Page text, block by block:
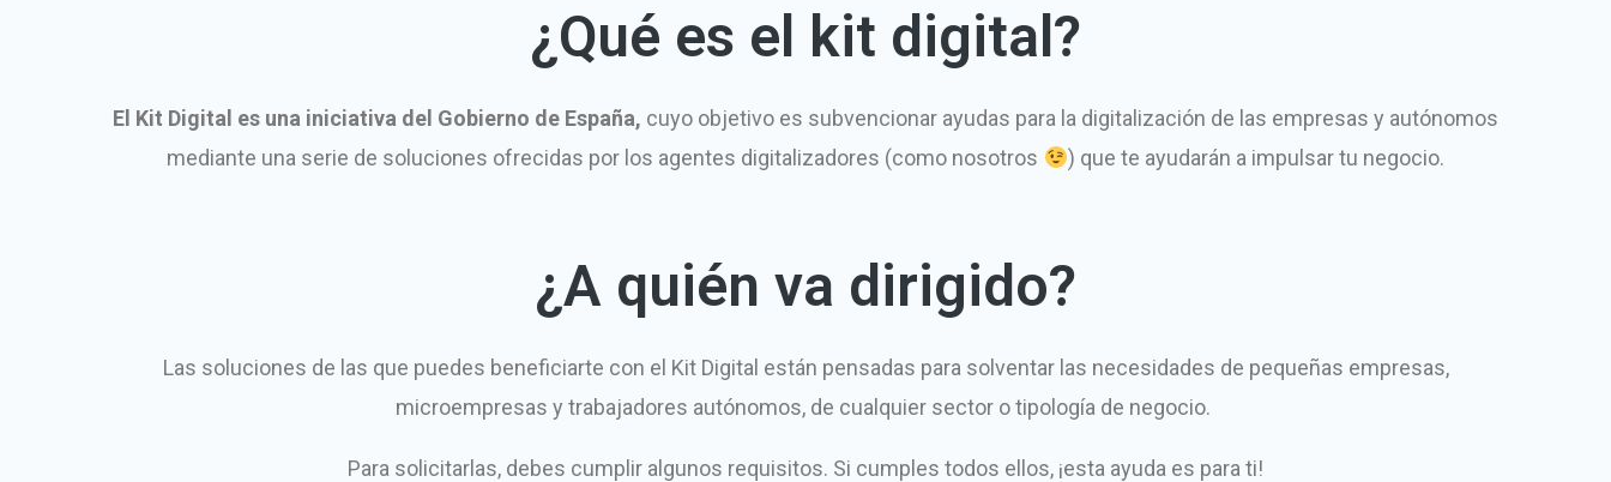
¿Qué es el kit digital?
El Kit Digital es una iniciativa del Gobierno de España, cuyo objetivo es subvencionar ayudas para la digitalización de las empresas y autónomos
mediante una serie de soluciones ofrecidas por los agentes digitalizadores (como nosotros
) que te ayudarán a impulsar tu negocio.
¿A quién va dirigido?
Las soluciones de las que puedes beneficiarte con el Kit Digital están pensadas para solventar las necesidades de pequeñas empresas,
microempresas y trabajadores autónomos, de cualquier sector o tipología de negocio.
Para solicitarlas, debes cumplir algunos requisitos. Si cumples todos ellos, ¡esta ayuda es para ti!